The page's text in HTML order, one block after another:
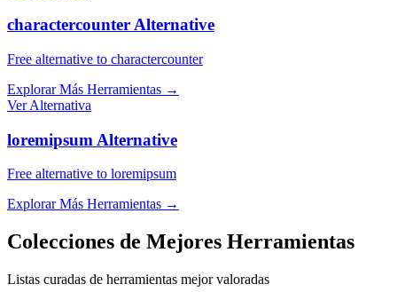
charactercounter Alternative
Free alternative to charactercounter
Explorar Más Herramientas →
Ver Alternativa
loremipsum Alternative
Free alternative to loremipsum
Explorar Más Herramientas →
Colecciones de Mejores Herramientas
Listas curadas de herramientas mejor valoradas